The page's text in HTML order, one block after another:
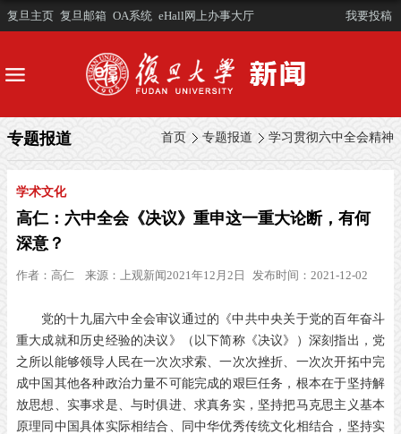
复旦主页 复旦邮箱 OA系统 eHall网上办事大厅 我要投稿
首页 专题报道 学习贯彻六中全会精神
专题报道
学术文化
高仁：六中全会《决议》重申这一重大论断，有何
深意？
作者： 高仁 来源： 上观新闻2021年12月2日 发布时间：2021-12-02
党的十九届六中全会审议通过的《中共中央关于党的百年奋斗
重大成就和历史经验的决议》（以下简称《决议》）深刻指出，党
之所以能够领导人民在一次次求索、一次次挫折、一次次开拓中完
成中国其他各种政治力量不可能完成的艰巨任务，根本在于坚持解
放思想、实事求是、与时俱进、求真务实，坚持把马克思主义基本
原理同中国具体实际相结合、同中华优秀传统文化相结合，坚持实